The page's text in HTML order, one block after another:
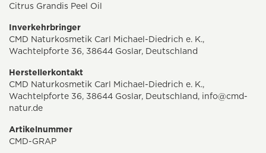
Citrus Grandis Peel Oil
Inverkehrbringer
CMD Naturkosmetik Carl Michael-Diedrich e. K.,
Wachtelpforte 36, 38644 Goslar, Deutschland
Herstellerkontakt
CMD Naturkosmetik Carl Michael-Diedrich e. K.,
Wachtelpforte 36, 38644 Goslar, Deutschland, info@cmd-
natur.de
Artikelnummer
CMD-GRAP